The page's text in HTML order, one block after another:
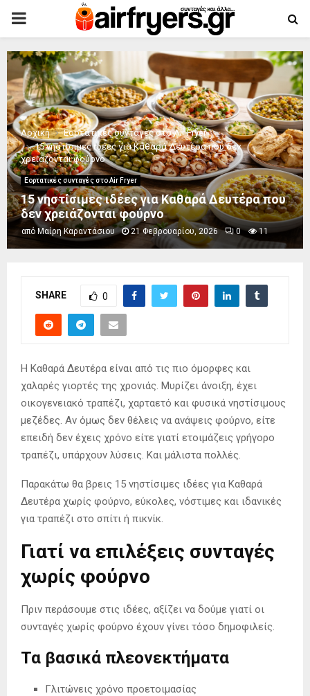
PRIMARY
MENU
Αρχική
Εορτατικές συνταγές στο Air Fryer
15 νηστίσιμες ιδέες για Καθαρά Δευτέρα που δεν
χρειάζονται φούρνο
Εορτατικές συνταγές στο Air Fryer
15 νηστίσιμες ιδέες για Καθαρά Δευτέρα που
δεν χρειάζονται φούρνο
από Μαίρη Καραντάσιου 21 Φεβρουαρίου, 2026 0 11
SHARE 0
Η Καθαρά Δευτέρα είναι από τις πιο όμορφες και
χαλαρές γιορτές της χρονιάς. Μυρίζει άνοιξη, έχει
οικογενειακό τραπέζι, χαρταετό και φυσικά νηστίσιμους
μεζέδες. Αν όμως δεν θέλεις να ανάψεις φούρνο, είτε
επειδή δεν έχεις χρόνο είτε γιατί ετοιμάζεις γρήγορο
τραπέζι, υπάρχουν λύσεις. Και μάλιστα πολλές.
Παρακάτω θα βρεις 15 νηστίσιμες ιδέες για Καθαρά
Δευτέρα χωρίς φούρνο, εύκολες, νόστιμες και ιδανικές
για τραπέζι στο σπίτι ή πικνίκ.
Γιατί να επιλέξεις συνταγές
χωρίς φούρνο
Πριν περάσουμε στις ιδέες, αξίζει να δούμε γιατί οι
συνταγές χωρίς φούρνο έχουν γίνει τόσο δημοφιλείς.
Τα βασικά πλεονεκτήματα
Γλιτώνεις χρόνο προετοιμασίας